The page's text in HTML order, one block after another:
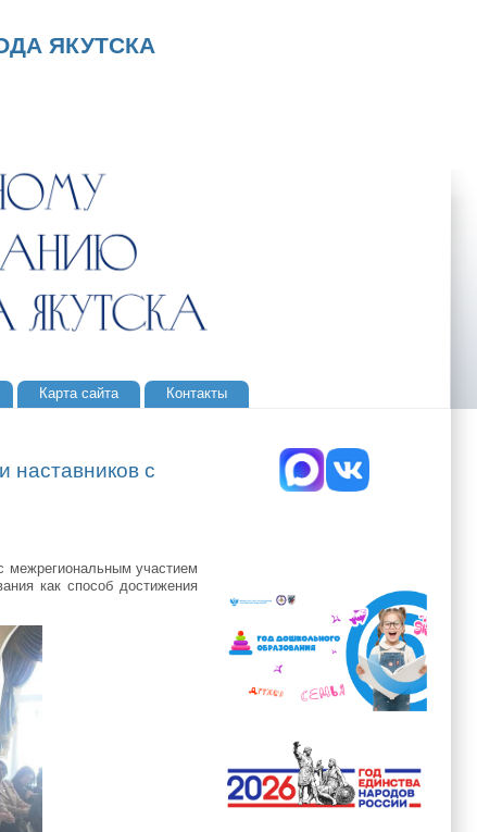
ЯКУТСКА
Карта сайта Контакты
наставников с
межрегиональным участием
как способ достижения